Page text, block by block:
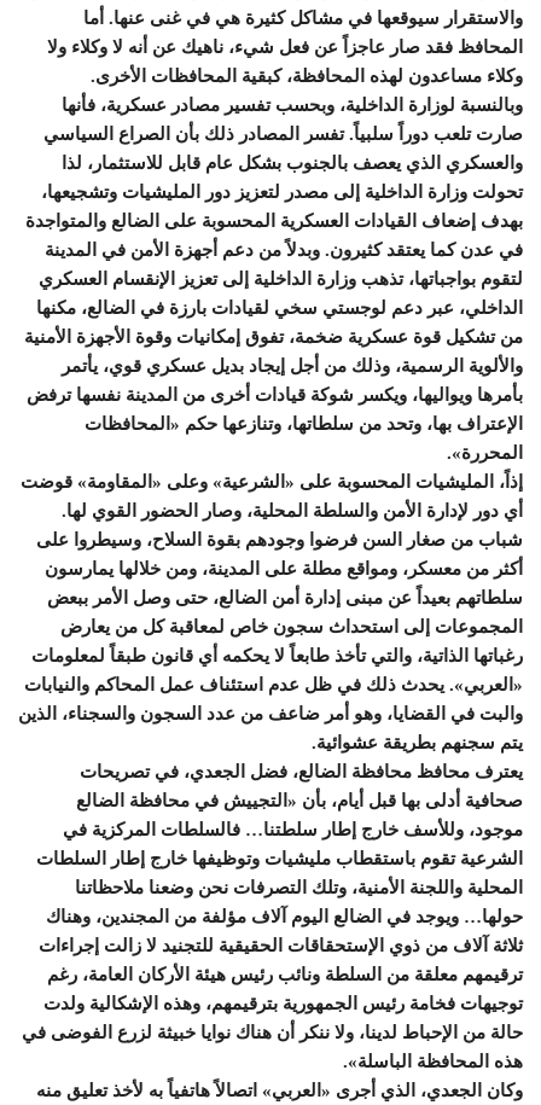
والاستقرار سيوقعها في مشاكل كثيرة هي في غنى عنها. أما
المحافظ فقد صار عاجزاً عن فعل شيء، ناهيك عن أنه لا وكلاء ولا
وكلاء مساعدون لهذه المحافظة، كبقية المحافظات الأخرى.
وبالنسبة لوزارة الداخلية، وبحسب تفسير مصادر عسكرية، فأنها
صارت تلعب دوراً سلبياً. تفسر المصادر ذلك بأن الصراع السياسي
والعسكري الذي يعصف بالجنوب بشكل عام قابل للاستثمار، لذا
تحولت وزارة الداخلية إلى مصدر لتعزيز دور المليشيات وتشجيعها،
بهدف إضعاف القيادات العسكرية المحسوبة على الضالع والمتواجدة
في عدن كما يعتقد كثيرون. وبدلاً من دعم أجهزة الأمن في المدينة
لتقوم بواجباتها، تذهب وزارة الداخلية إلى تعزيز الإنقسام العسكري
الداخلي، عبر دعم لوجستي سخي لقيادات بارزة في الضالع، مكنها
من تشكيل قوة عسكرية ضخمة، تفوق إمكانيات وقوة الأجهزة الأمنية
والألوية الرسمية، وذلك من أجل إيجاد بديل عسكري قوي، يأتمر
بأمرها ويواليها، ويكسر شوكة قيادات أخرى من المدينة نفسها ترفض
الإعتراف بها، وتحد من سلطاتها، وتنازعها حكم «المحافظات
المحررة».
إذاً، المليشيات المحسوبة على «الشرعية» وعلى «المقاومة» قوضت
أي دور لإدارة الأمن والسلطة المحلية، وصار الحضور القوي لها.
شباب من صغار السن فرضوا وجودهم بقوة السلاح، وسيطروا على
أكثر من معسكر، ومواقع مطلة على المدينة، ومن خلالها يمارسون
سلطاتهم بعيداً عن مبنى إدارة أمن الضالع، حتى وصل الأمر ببعض
المجموعات إلى استحداث سجون خاص لمعاقبة كل من يعارض
رغباتها الذاتية، والتي تأخذ طابعاً لا يحكمه أي قانون طبقاً لمعلومات
«العربي». يحدث ذلك في ظل عدم استئناف عمل المحاكم والنيابات
والبت في القضايا، وهو أمر ضاعف من عدد السجون والسجناء، الذين
يتم سجنهم بطريقة عشوائية.
يعترف محافظ محافظة الضالع، فضل الجعدي، في تصريحات
صحافية أدلى بها قبل أيام، بأن «التجييش في محافظة الضالع
موجود، وللأسف خارج إطار سلطتنا… فالسلطات المركزية في
الشرعية تقوم باستقطاب مليشيات وتوظيفها خارج إطار السلطات
المحلية واللجنة الأمنية، وتلك التصرفات نحن وضعنا ملاحظاتنا
حولها… ويوجد في الضالع اليوم آلاف مؤلفة من المجندين، وهناك
ثلاثة آلاف من ذوي الإستحقاقات الحقيقية للتجنيد لا زالت إجراءات
ترقيمهم معلقة من السلطة ونائب رئيس هيئة الأركان العامة، رغم
توجيهات فخامة رئيس الجمهورية بترقيمهم، وهذه الإشكالية ولدت
حالة من الإحباط لدينا، ولا ننكر أن هناك نوايا خبيثة لزرع الفوضى في
هذه المحافظة الباسلة».
وكان الجعدي، الذي أجرى «العربي» اتصالاً هاتفياً به لأخذ تعليق منه